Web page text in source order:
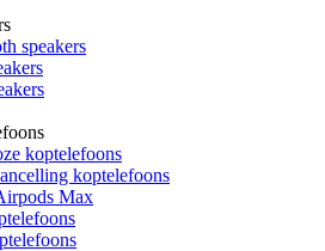
speakers
koptelefoons
koptelefoons
Max